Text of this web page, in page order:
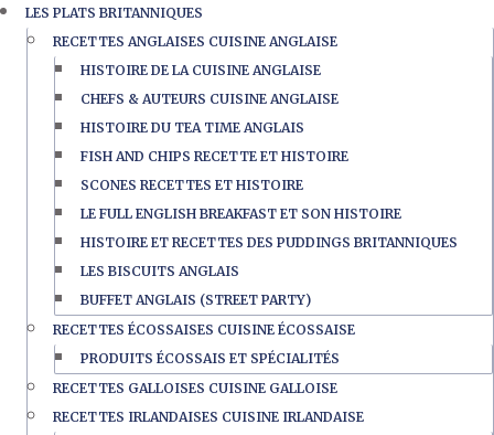
LES PLATS BRITANNIQUES
RECETTES ANGLAISES CUISINE ANGLAISE
HISTOIRE DE LA CUISINE ANGLAISE
CHEFS & AUTEURS CUISINE ANGLAISE
HISTOIRE DU TEA TIME ANGLAIS
FISH AND CHIPS RECETTE ET HISTOIRE
SCONES RECETTES ET HISTOIRE
LE FULL ENGLISH BREAKFAST ET SON HISTOIRE
HISTOIRE ET RECETTES DES PUDDINGS BRITANNIQUES
LES BISCUITS ANGLAIS
BUFFET ANGLAIS (STREET PARTY)
RECETTES ÉCOSSAISES CUISINE ÉCOSSAISE
PRODUITS ÉCOSSAIS ET SPÉCIALITÉS
RECETTES GALLOISES CUISINE GALLOISE
RECETTES IRLANDAISES CUISINE IRLANDAISE